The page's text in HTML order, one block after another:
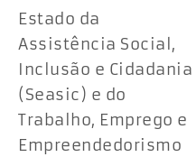
Estado da
Assistência Social,
Inclusão e Cidadania
(Seasic) e do
Trabalho, Emprego e
Empreendedorismo